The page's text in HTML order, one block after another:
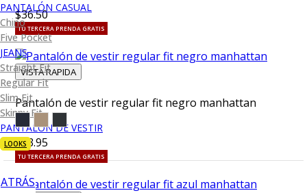
PANTALÓN CASUAL
Chino
Five Pocket
JEANS
Straight Fit
Regular Fit
Slim Fit
Skinny Fit
PANTALÓN DE VESTIR
LOOKS
ATRÁS
$36.50
TU TERCERA PRENDA GRATIS
VISTA RAPIDA
Pantalón de vestir regular fit negro manhattan
$53.95
TU TERCERA PRENDA GRATIS